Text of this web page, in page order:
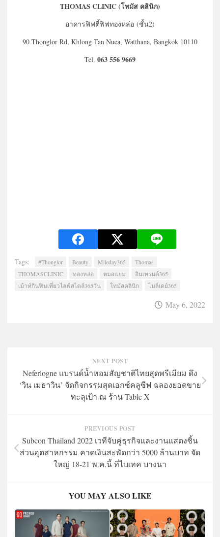
THOMAS CLINIC(โทมัส คลินิก)
อาคารฟิฟตี้ฟิฟทองหล่อ (ชั้น2)
90 Thonglor Rd, Khlong Tan Nuea, Watthana, Bangkok 10110
Tel. 063 556 9669
Tags: #Thonglor Beauty Mileday365
Thomas
THOMASCLINIC
ทองหล่อ หมอแยม
อินเทรนด์365
เม้าท์กินฟินเที่ยวไลฟ์สไตล์365วัน
โทมัสคลินิก ไมล์เดย์365
May 6, 2022
NEXT POST
Neferlogne แบรนด์น้ำหอมสัญชาติไทยสุดพรีเมียม ดึง
‘วิน เมธาวิน’ จัดกิจกรรมสุดเอกซ์คลูซีฟ ฉลองยอดขาย
ทะลุเป้า ณ ร้าน Table X
PREVIOUS POST
Subcon Thailand 2022 เวทีจับคู่ธุรกิจและงานแสดงชิ้น
ส่วนอุตสาหกรรม คาดเงินสะพัดกว่า 5000 ล้านบาท จัด
ใหญ่ 18-21 พ.ค.นี้ ที่ไบเทค บางนา
YOU MAY ALSO LIKE